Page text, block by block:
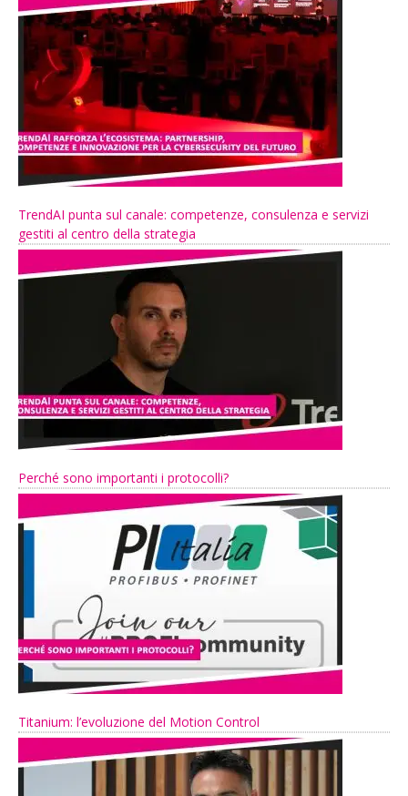
TrendAI punta sul canale: competenze, consulenza e servizi
gestiti al centro della strategia
Perché sono importanti i protocolli?
Titanium: l’evoluzione del Motion Control